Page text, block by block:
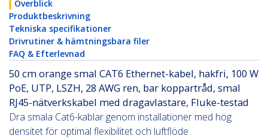
Överblick
Produktbeskrivning
Tekniska specifikationer
Drivrutiner & hämtningsbara filer
FAQ & Efterlevnad
50 cm orange smal CAT6 Ethernet-kabel, hakfri, 100 W
PoE, UTP, LSZH, 28 AWG ren, bar koppartråd, smal
RJ45-nätverkskabel med dragavlastare, Fluke-testad
Dra smala Cat6-kablar genom installationer med hög
densitet för optimal flexibilitet och luftflöde